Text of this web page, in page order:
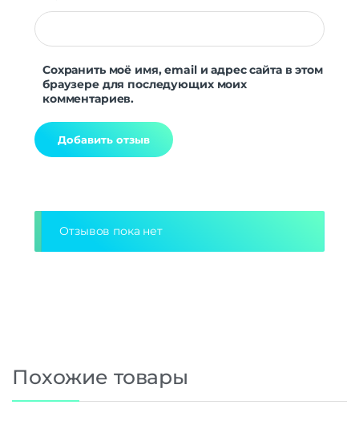
Сохранить моё имя, email и адрес сайта в этом
браузере для последующих моих
комментариев.
Отзывов пока нет
Похожие товары